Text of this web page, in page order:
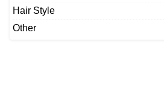
Hair Style
Other